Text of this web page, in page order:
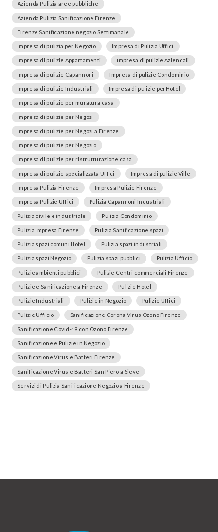
Azienda Pulizia aree pubbliche
Azienda Pulizia Sanificazione Firenze
Firenze Sanificazione negozio Settimanale
Impresa di pulizia per Negozio Impresa di Pulizia Uffici
Impresa di pulizie Appartamenti Impresa di pulizie Aziendali
Impresa di pulizie Capannoni Impresa di pulizie Condominio
Impresa di pulizie Industriali Impresa di pulizie perHotel
Impresa di pulizie per muratura casa
Impresa di pulizie per Negozi
Impresa di pulizie per Negozi a Firenze
Impresa di pulizie per Negozio
Impresa di pulizie per ristrutturazione casa
Impresa di pulizie specializzata Uffici Impresa di pulizie Ville
Impresa Pulizia Firenze Impresa Pulizie Firenze
Impresa Pulizie Uffici Pulizia Capannoni Industriali
Pulizia civile e industriale Pulizia Condominio
Pulizia Impresa Firenze Pulizia Sanificazione spazi
Pulizia spazi comuni Hotel Pulizia spazi industriali
Pulizia spazi Negozio Pulizia spazi pubblici Pulizia Ufficio
Pulizie ambienti pubblici Pulizie Centri commerciali Firenze
Pulizie e Sanificazione a Firenze Pulizie Hotel
Pulizie Industriali Pulizie in Negozio Pulizie Uffici
Pulizie Ufficio Sanificazione Corona Virus Ozono Firenze
Sanificazione Covid-19 con Ozono Firenze
Sanificazione e Pulizie in Negozio
Sanificazione Virus e Batteri Firenze
Sanificazione Virus e Batteri San Piero a Sieve
Servizi di Pulizia Sanificazione Negozio a Firenze